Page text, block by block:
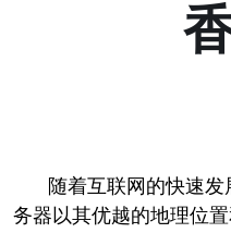
随着互联网的快速
务器以其优越的地理位